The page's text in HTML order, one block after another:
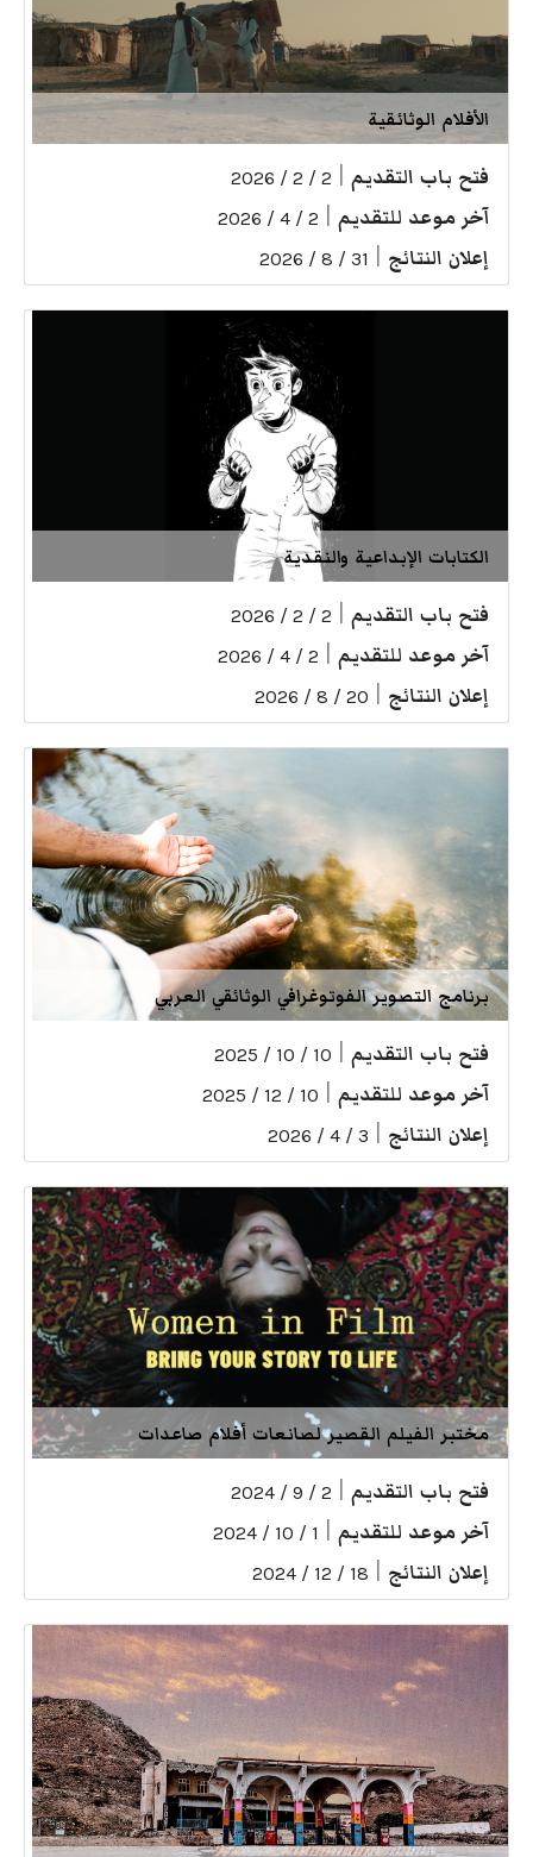
الأفلام الوثائقية
فتح باب التقديم 2 / 2 / 2026
آخر موعد للتقديم 2 / 4 / 2026
إعلان النتائج 31 / 8 / 2026
الكتابات الإبداعية والنقدية
فتح باب التقديم 2 / 2 / 2026
آخر موعد للتقديم 2 / 4 / 2026
إعلان النتائج 20 / 8 / 2026
برنامج التصوير الفوتوغرافي الوثائقي العربي
فتح باب التقديم 10 / 10 / 2025
آخر موعد للتقديم 10 / 12 / 2025
إعلان النتائج 3 / 4 / 2026
مختبر الفيلم القصير لصانعات أفلام صاعدات
فتح باب التقديم 2 / 9 / 2024
آخر موعد للتقديم 1 / 10 / 2024
إعلان النتائج 18 / 12 / 2024